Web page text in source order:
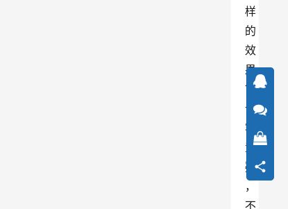
样
的
效
果
？
毋
容
置
疑
，
不